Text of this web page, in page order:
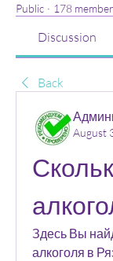
Public · 178
Discussion
Back
August
Здесь Вы
алкоголя в